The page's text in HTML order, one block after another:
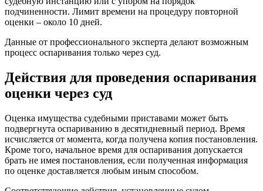
подчиненности. Лимит времени на процедуру повторной
оценки – около 10 дней.
Данные от профессионального эксперта делают возможным
процесс оспаривания только через суд.
Действия для проведения оспаривания
оценки через суд
Оценка имущества судебными приставами может быть
подвергнута оспариванию в десятидневный период. Время
исчисляется от момента, когда получена копия постановления.
Кроме того, начальное время для оспаривания допускается
брать не имея постановления, если полученная информация
по оценке доставляется любым иным способом.